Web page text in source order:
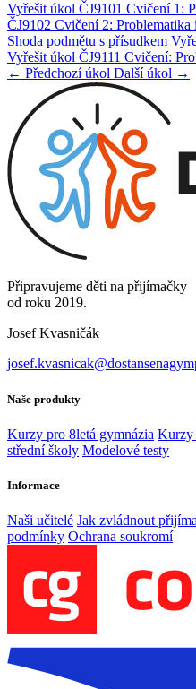
Vyřešit úkol ČJ9101 Cvičení 1:
ČJ9102 Cvičení 2: Problematika
Shoda podmětu s přísudkem
Vyřešit úkol ČJ9111 Cvičení:
← Předchozí úkol Další úkol →
Připravujeme děti na přijímačky
od roku 2019.
Josef Kvasničák
Naše produkty
Kurzy pro 8letá gymnázia Kurzy
střední školy Modelové testy
Informace
Naši učitelé Jak zvládnout
podmínky Ochrana soukromí